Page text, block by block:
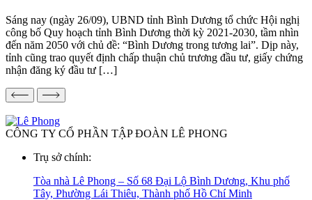
Sáng nay (ngày 26/09), UBND tỉnh Bình Dương tổ chức Hội nghị
công bố Quy hoạch tỉnh Bình Dương thời kỳ 2021-2030, tầm nhìn
đến năm 2050 với chủ đề: “Bình Dương trong tương lai”. Dịp này,
tỉnh cũng trao quyết định chấp thuận chủ trương đầu tư, giấy chứng
nhận đăng ký đầu tư […]
CÔNG TY CỔ PHẦN TẬP ĐOÀN LÊ PHONG
Trụ sở chính:
Tòa nhà Lê Phong – Số 68 Đại Lộ Bình Dương, Khu phố
Tây, Phường Lái Thiêu, Thành phố Hồ Chí Minh